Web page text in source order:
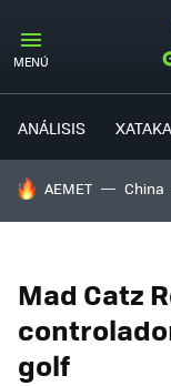
MENÚ
ANÁLISIS
HOY SE HABLA DE
AEMET China
Mad Catz
golf